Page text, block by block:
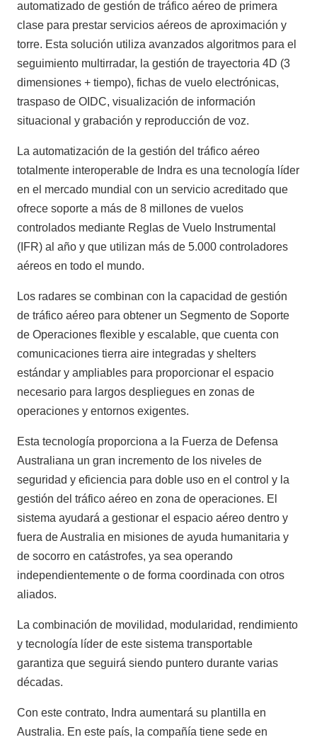
automatizado de gestión de tráfico aéreo de primera
clase para prestar servicios aéreos de aproximación y
torre. Esta solución utiliza avanzados algoritmos para el
seguimiento multirradar, la gestión de trayectoria 4D (3
dimensiones + tiempo), fichas de vuelo electrónicas,
traspaso de OIDC, visualización de información
situacional y grabación y reproducción de voz.
La automatización de la gestión del tráfico aéreo
totalmente interoperable de Indra es una tecnología líder
en el mercado mundial con un servicio acreditado que
ofrece soporte a más de 8 millones de vuelos
controlados mediante Reglas de Vuelo Instrumental
(IFR) al año y que utilizan más de 5.000 controladores
aéreos en todo el mundo.
Los radares se combinan con la capacidad de gestión
de tráfico aéreo para obtener un Segmento de Soporte
de Operaciones flexible y escalable, que cuenta con
comunicaciones tierra aire integradas y shelters
estándar y ampliables para proporcionar el espacio
necesario para largos despliegues en zonas de
operaciones y entornos exigentes.
Esta tecnología proporciona a la Fuerza de Defensa
Australiana un gran incremento de los niveles de
seguridad y eficiencia para doble uso en el control y la
gestión del tráfico aéreo en zona de operaciones. El
sistema ayudará a gestionar el espacio aéreo dentro y
fuera de Australia en misiones de ayuda humanitaria y
de socorro en catástrofes, ya sea operando
independientemente o de forma coordinada con otros
aliados.
La combinación de movilidad, modularidad, rendimiento
y tecnología líder de este sistema transportable
garantiza que seguirá siendo puntero durante varias
décadas.
Con este contrato, Indra aumentará su plantilla en
Australia. En este país, la compañía tiene sede en